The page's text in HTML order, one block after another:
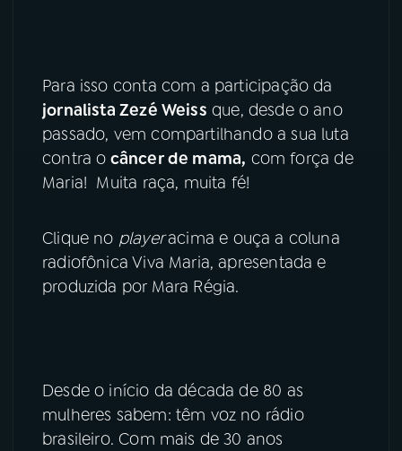
FESTIVAL DE MÚSICA
ACOMPANHE A RÁDIO NACIONAL
Instagram X
Para isso conta com a participação da
jornalista Zezé Weiss que, desde o ano
passado, vem compartilhando a sua luta
contra o câncer de mama, com força de
Maria! Muita raça, muita fé!
Clique no playeracima e ouça a coluna
radiofônica Viva Maria, apresentada e
produzida por Mara Régia.
Desde o início da década de 80 as
mulheres sabem: têm voz no rádio
brasileiro. Com mais de 30 anos